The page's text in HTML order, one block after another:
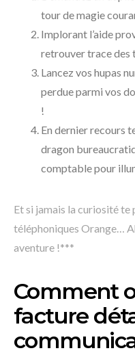
tour de magie
Implorant l’aide
retrouver trace des
Lancez vos hupas
perdue parmi vos
!
En dernier recours
dragon
comptable pour
Et si jamais la curiosité te
téléphoniques Orange…
aventure !***
Comment
facture